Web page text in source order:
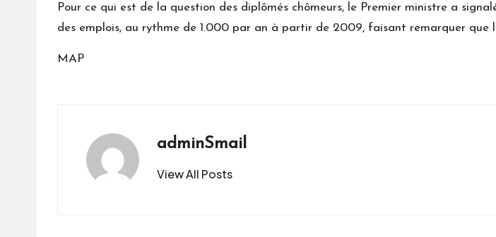
Pour ce qui est de la question des diplômés chômeurs, le Premier ministre a
des emplois, au rythme de 1.000 par an à partir de 2009, faisant remarquer que
MAP
adminSmail
View All Posts